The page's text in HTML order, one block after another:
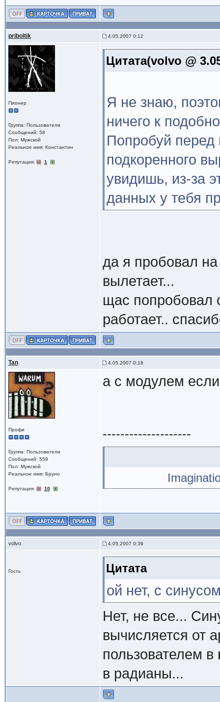
priboltik 4.05.2007 0:12
Пионер
Группа: Пользователи
Сообщений: 58
Пол: Мужской
Реальное имя: Константин
Репутация: 1
Цитата(volvo @
Я не знаю,
ничего к
Попробуй перед
подкоренного
увидишь, из-за
данных у тебя
да я пробовал
вылетает...
щас попробовал
работает..
Tan 4.05.2007 0:18
Профи
Группа: Пользователи
Сообщений: 559
Пол: Мужской
Реальное имя: Бруно
Репутация: 10
а с модулем
--------------------
volvo 4.05.2007 0:39
Гость Цитата
ой нет, с
Нет, не все...
вычисляется от
пользователем в
в радианы...